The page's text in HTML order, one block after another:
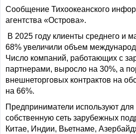
Сообщение Тихоокеанского
агентства «Острова».
В 2025 году клиенты среднего и
68% увеличили объем
Число компаний, работающих с
партнерами, выросло на 30%, а
внешнеторговых контрактов на
на 66%.
Предприниматели используют для
собственную сеть зарубежных
Китае, Индии, Вьетнаме,